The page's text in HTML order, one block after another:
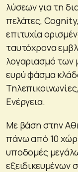
λύσεων για τη
πελάτες,
επιτυχία
ταυτόχρονα
λογαριασμό των
ευρύ φάσμα
Ενέργεια.
Με βάση στην
πάνω από 10
υποδομές
εξειδικευμένων